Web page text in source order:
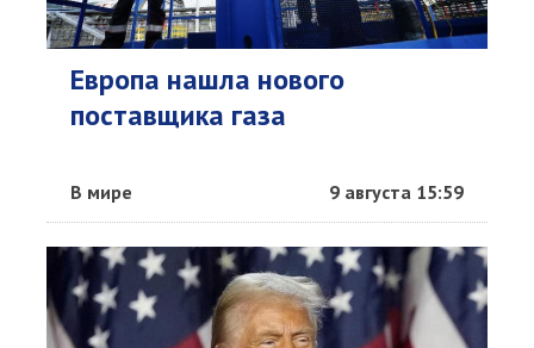
Европа нашла нового
поставщика газа
В мире 9 августа 15:59